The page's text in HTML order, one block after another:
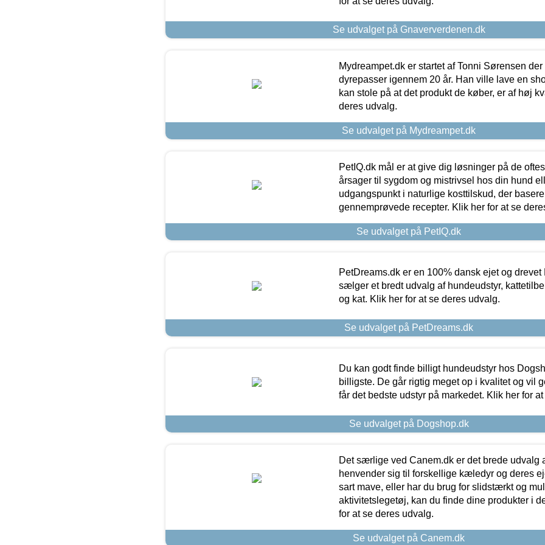
Se udvalget på Gnaververdenen.dk
Mydreampet.dk er startet af Tonni Sørensen
dyrepasser igennem 20 år. Han ville lave en
kan stole på at det produkt de køber, er af høj
deres udvalg.
Se udvalget på Mydreampet.dk
PetIQ.dk mål er at give dig løsninger på de
årsager til sygdom og mistrivsel hos din hund
udgangspunkt i naturlige kosttilskud, der
gennemprøvede recepter. Klik her for at se
Se udvalget på PetIQ.dk
PetDreams.dk er en 100% dansk ejet og
sælger et bredt udvalg af hundeudstyr,
og kat. Klik her for at se deres udvalg.
Se udvalget på PetDreams.dk
Du kan godt finde billigt hundeudstyr hos
billigste. De går rigtig meget op i kvalitet og vil
får det bedste udstyr på markedet. Klik her for
Se udvalget på Dogshop.dk
Det særlige ved Canem.dk er det brede udvalg
henvender sig til forskellige kæledyr og deres
sart mave, eller har du brug for slidstærkt og
aktivitetslegetøj, kan du finde dine produkter i
for at se deres udvalg.
Se udvalget på Canem.dk